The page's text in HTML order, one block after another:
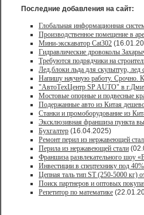
Последние добавления на сайт:
Глобальная информационная
Производственное помещение в
Мини-экскаватор Cat302
Гидравлические дровоколы
Требуются подрядчики на
Лед,блоки льда для скульптур, лед
Напишу научную работу. Срочно.
"АвтоТехЦентр SP AUTO" в
Мостовые опорные и подвесные
Подержанные авто из Китая
Станки и промоборудование из
Эксклюзивная франшиза пункта
Бухгалтер (16.04.2025)
Ремонт перил из нержавеющей
Перила из нержавеющей стали
Франшиза развлекательного шоу
Инвестиции в спецтехнику под
Цепная таль тип ST (250-5000 кг)
Поиск партнеров и оптовых
Репетитор по математике